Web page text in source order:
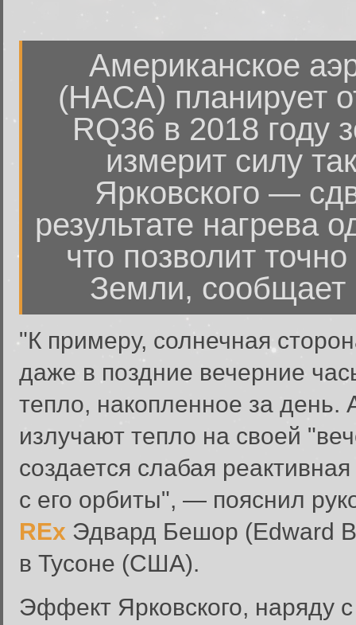
Американское
(НАСА) планирует
RQ36 в 2018 году
измерит силу
Ярковского —
результате нагрева
что позволит
Земли, сообщает
"К примеру, солнечная
даже в поздние вечерние
тепло, накопленное за
излучают тепло на своей
создается слабая
с его орбиты", — пояснил
REx Эдвард Бешор (Edward
в Тусоне (США).
Эффект Ярковского, наряду